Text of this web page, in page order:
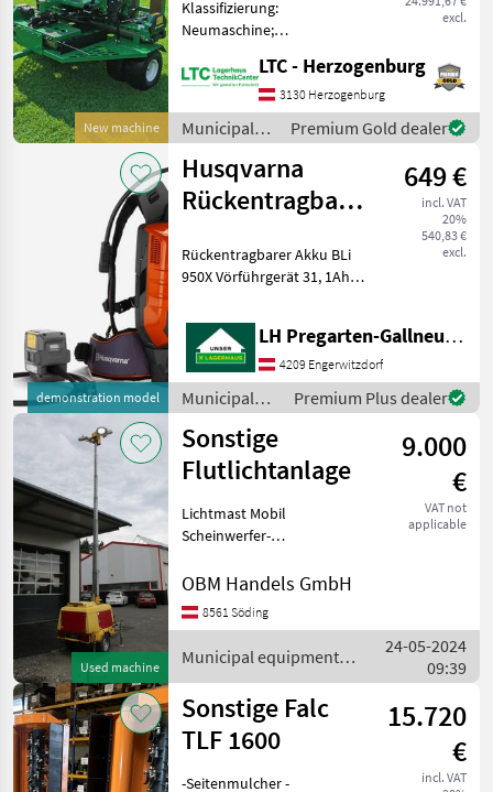
New machine
excl.
Klassifizierung:
Neumaschine;
N.V.; Weitere
Maschinenmerkmale: Agri
Metal Greens Roller
Neumaschine - 168 cm
Arbeitsbreite - Triplex
LTC - Herzogenburg
3130 Herzogenburg
Municipal
equipment /
Sonstige
Premium Gold dealer
demonstration model
Husqvarna
Rückentragbarer
649 €
incl. VAT
20%
540,83 €
excl.
Rückentragbarer Akku BLi
950X Vörführgerät 31, 1Ah
Tragesystem Sehr Guter
Zustand Municipal
equipment Other municipal
equipment
LH Pregarten-Gallneukirchen, Gallneukirchen
4209 Engerwitzdorf
Municipal
equipment /
Husqvarna
Premium Plus dealer
Used machine
Sonstige
Flutlichtanlage
9.000
€
VAT not
applicable
Lichtmast Mobil
Scheinwerfer-
2013, Betriebsstunden 980
Achs-Anhänger montiert
verstellbare Deichs
OBM Handels GmbH
8561 Söding
Municipal equipment /
Sonstige
24-05-2024
09:39
Sonstige Falc
TLF 1600
15.720
€
incl. VAT
-Seitenmulcher -